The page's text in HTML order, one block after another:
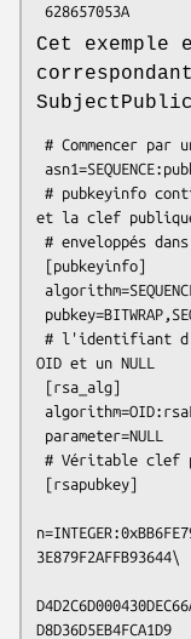
Cet
et la clef
OID et un NULL
3E879F2AFFB93644\
D8D36D5EB4FCA1D9